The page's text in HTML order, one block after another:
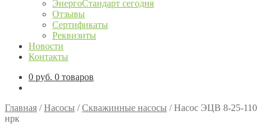
ЭнергоСтандарт сегодня
Отзывы
Сертификаты
Реквизиты
Новости
Контакты
0 руб. 0 товаров
Главная /Насосы /Скважинные насосы /Насос ЭЦВ 8-25-110
нрк